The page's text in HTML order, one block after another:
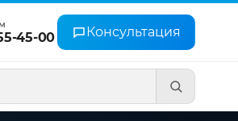
45-00 Консультация